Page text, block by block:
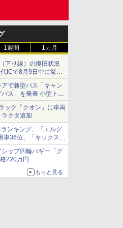
1週間 1カ月
下り線）の復旧状況
ICで8月9日中に緊急
で新型バス「キャン
ス」を発表 小型トラ
送向けバス
ック「クオン」に車両
クタ追加
ンキング、「エルグ
車36位、「キックス」
ップ四輪バギー「グ
220万円
もっと見る